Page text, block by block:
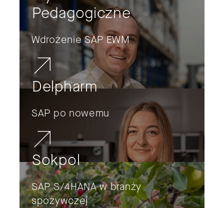
Pedagogiczne
Wdrożenie SAP EWM
Delpharm
SAP po nowemu
Sokpol
SAP S/4HANA w branży
spożywczej